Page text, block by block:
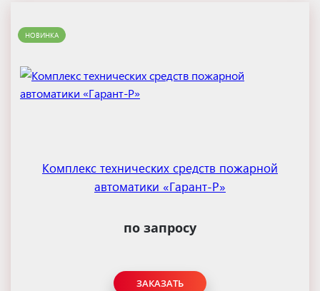
НОВИНКА
Комплекс технических средств пожарной
автоматики «Гарант-Р»
по запросу
ЗАКАЗАТЬ